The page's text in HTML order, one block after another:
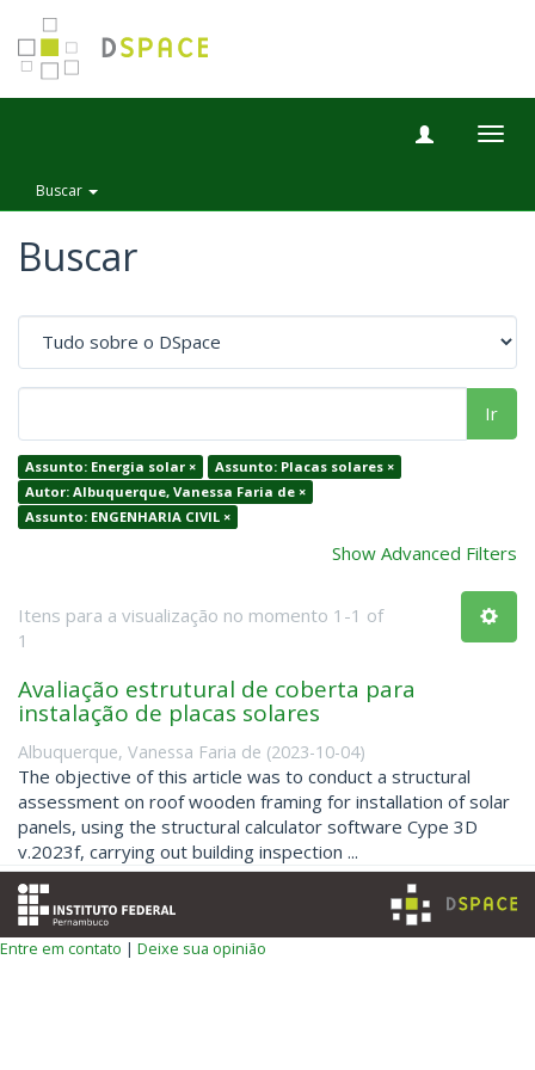
Buscar
Buscar
Ir
Assunto: Energia solar ×
Assunto: Placas solares ×
Autor: Albuquerque, Vanessa Faria de ×
Assunto: ENGENHARIA CIVIL ×
Show Advanced Filters
Itens para a visualização no momento 1-1 of
1
Avaliação estrutural de coberta para
instalação de placas solares
Albuquerque, Vanessa Faria de (2023-10-04)
The objective of this article was to conduct a structural
assessment on roof wooden framing for installation of solar
panels, using the structural calculator software Cype 3D
v.2023f, carrying out building inspection ...
Entre em contato | Deixe sua opinião